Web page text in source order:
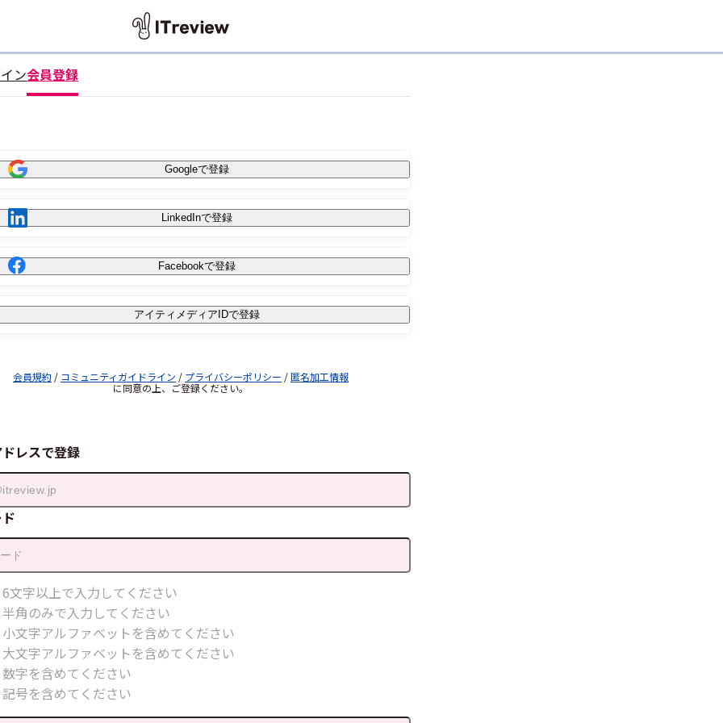
ン会員登録
Googleで登録
LinkedInで登録
Facebookで登録
アイティメディアIDで登録
会員規約 / コミュニティガイドライン / プライバシーポリシー /匿名加工情報
に同意の上、ご登録ください。
レスで登録
6文字以上で入力してください
半角のみで入力してください
小文字アルファベットを含めてください
大文字アルファベットを含めてください
数字を含めてください
記号を含めてください